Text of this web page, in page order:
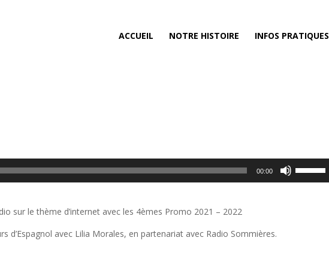
ACCUEIL NOTRE HISTOIRE INFOS PRATIQUES
00:00
sur le thème d’internet avec les 4èmes Promo 2021 – 2022
d’Espagnol avec Lilia Morales, en partenariat avec Radio Sommières.